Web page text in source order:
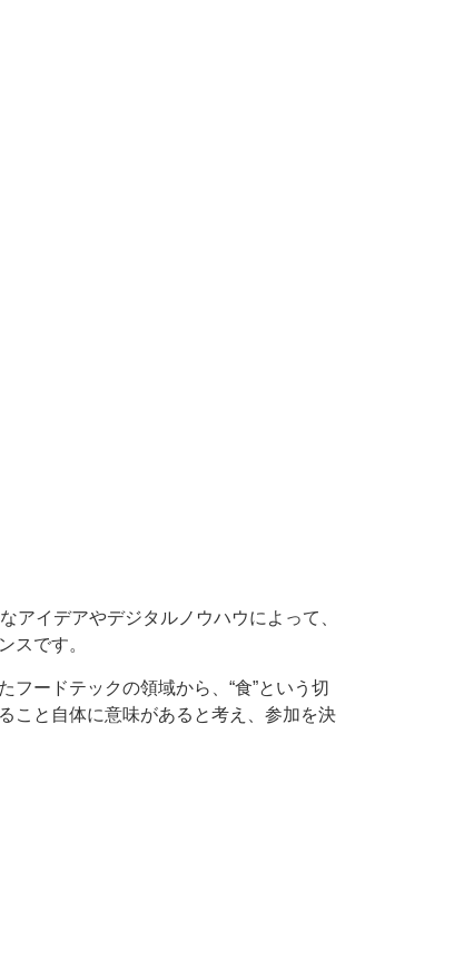
アイデアやデジタルノウハウによって、
スです。
ードテックの領域から、“食”という切
こと自体に意味があると考え、参加を決